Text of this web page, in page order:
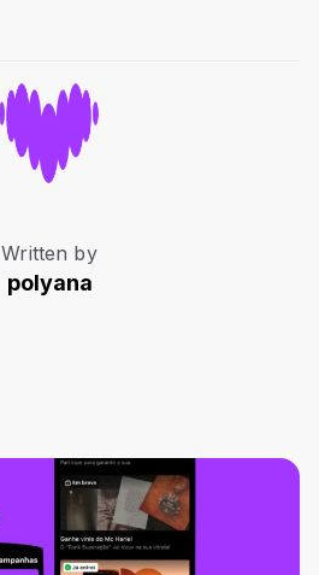
Written by
polyana